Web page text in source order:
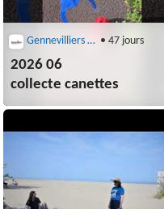
Gennevilliers (92230) • 47 jours
2026 06
collecte canettes